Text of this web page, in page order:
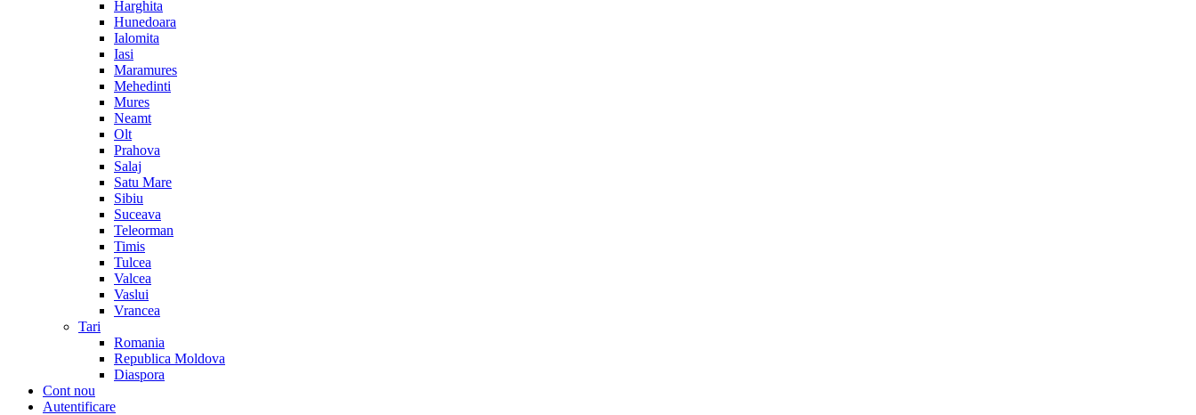
Harghita
Hunedoara
Ialomita
Iasi
Maramures
Mehedinti
Mures
Neamt
Olt
Prahova
Salaj
Satu Mare
Sibiu
Suceava
Teleorman
Timis
Tulcea
Valcea
Vaslui
Vrancea
Tari
Romania
Republica Moldova
Diaspora
Cont nou
Autentificare